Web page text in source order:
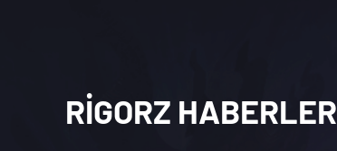
RIGORZ HABERLER